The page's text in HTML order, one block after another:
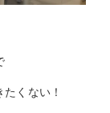
くない！